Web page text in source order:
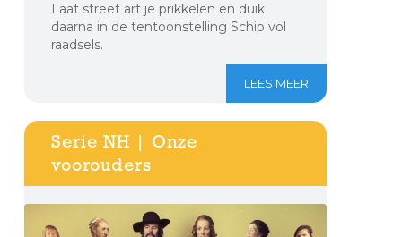
Laat street art je prikkelen en duik
daarna in de tentoonstelling Schip vol
raadsels.
LEES MEER
Serie NH | Onze
voorouders